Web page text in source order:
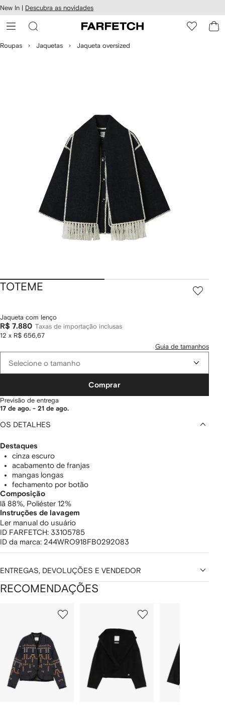
o
New In | Descubra as novidades
Roupas Jaquetas Jaqueta oversized
TOTEME
Jaqueta com lenço
R$ 7.880
12 x R$ 656,67
Taxas de importação inclusas
Guia de tamanhos
Selecione o tamanho
Comprar
Previsão de entrega
17 de ago. - 21 de ago.
OS DETALHES
Destaques
cinza escuro
acabamento de franjas
mangas longas
fechamento por botão
Composição
lã 88%, Poliéster 12%
Instruções de lavagem
Ler manual do usuário
ID FARFETCH: 33105785
ID da marca: 244WRO918FB0292083
ENTREGAS, DEVOLUÇÕES E VENDEDOR
RECOMENDAÇÕES